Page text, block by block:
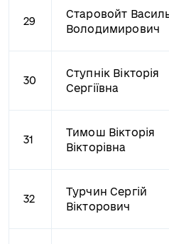
29
Старовойт
Володимирович
30
Ступнік Вікторія
Сергіївна
31
Тимош Вікторія
Вікторівна
32
Турчин Сергій
Вікторович